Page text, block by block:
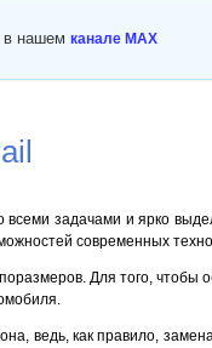
в нашем канале MAX
задачами и ярко
современных
Для того, чтобы
ведь, как правило,